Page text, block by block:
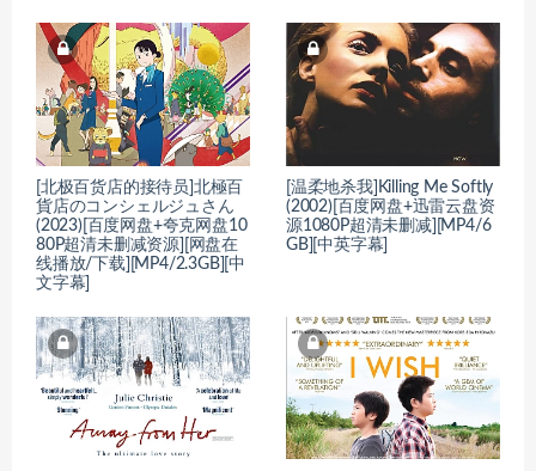
[北极百货店的接待员]北極百
貨店のコンシェルジュさん
(2023)[百度网盘+夸克网盘10
80P超清未删减资源][网盘在
线播放/下载][MP4/2.3GB][中
文字幕]
[温柔地杀我]Killing Me Softly
(2002)[百度网盘+迅雷云盘资
源1080P超清未删减][MP4/6
GB][中英字幕]